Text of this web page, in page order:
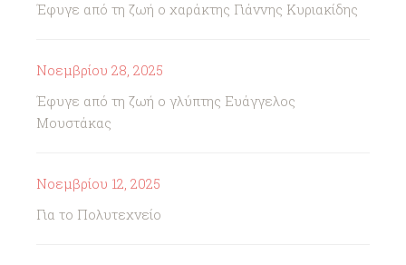
Έφυγε από τη ζωή ο χαράκτης Γιάννης Κυριακίδης
Νοεμβρίου 28, 2025
Έφυγε από τη ζωή ο γλύπτης Ευάγγελος
Μουστάκας
Νοεμβρίου 12, 2025
Για το Πολυτεχνείο